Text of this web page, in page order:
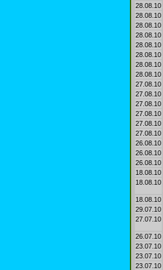
28.08.10
28.08.10
28.08.10
28.08.10
28.08.10
28.08.10
28.08.10
28.08.10
27.08.10
27.08.10
27.08.10
27.08.10
27.08.10
27.08.10
26.08.10
26.08.10
26.08.10
18.08.10
18.08.10
18.08.10
29.07.10
27.07.10
26.07.10
23.07.10
23.07.10
23.07.10